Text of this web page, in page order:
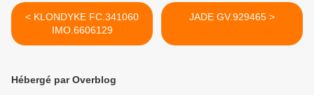
< KLONDYKE FC.341060
IMO.6606129
JADE GV.929465 >
Hébergé par Overblog